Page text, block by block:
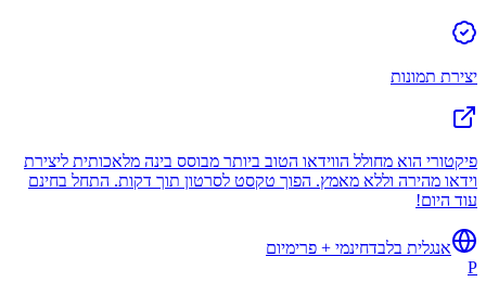
יצירת תמונות
פיקטורי הוא מחולל הווידאו הטוב ביותר מבוסס בינה מלאכותית ליצירת
וידאו מהירה וללא מאמץ. הפוך טקסט לסרטון תוך דקות. התחל בחינם
עוד היום!
אנגלית בלבדחינמי + פרימיום
P